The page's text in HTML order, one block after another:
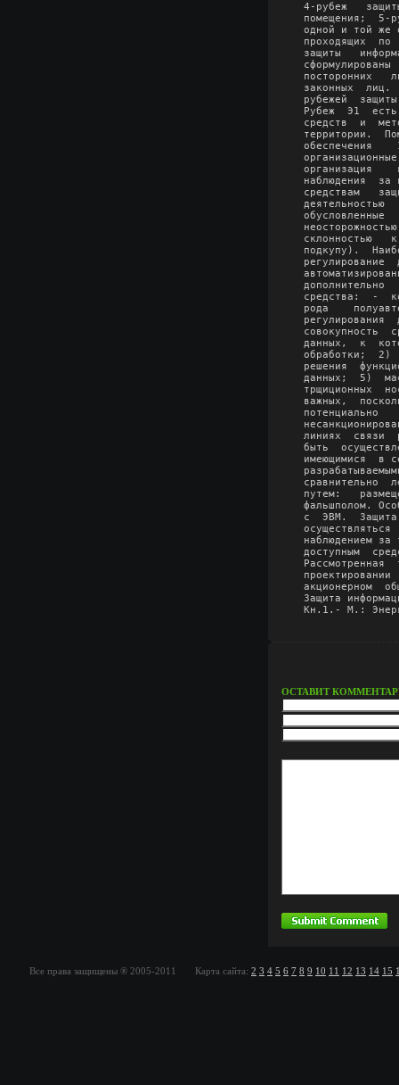
4-рубеж
помещения;  5-
одной и той же
проходящих  по
защиты
посторонних
законных  лиц.
рубежей
Рубеж  Э1  есть
средств  и
территории.
обеспечения
организация
наблюдения  за
средствам
обусловленные
склонностью
подкупу).
регулирование
дополнительно
средства:  -
рода
регулирования
совокупность
данных,  к
обработки;  2)
решения
данных;  5)
трщиционных
важных,
потенциально
линиях  связи
быть
имеющимися  в
сравнительно
путем:
фальшполом.
с  ЭВМ.  Защита
наблюдением за
доступным
Рассмотренная
акционерном
Защита
Кн.1.- М.:
ОСТАВИТ
Все права защищены ® 2005-2011 Карта сайта: 2 3 4 5 6 7 8 9 10 11 12 13 14 15